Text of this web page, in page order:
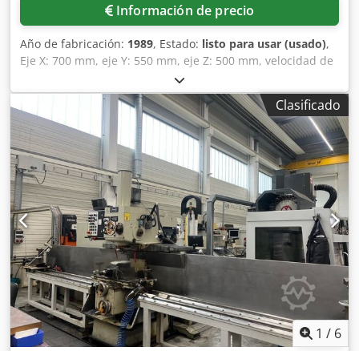
Información de precio
Año de fabricación: 1989, Estado: listo para usar (usado),
Eje X: 700 mm, eje Y: 550 mm, eje Z: 500 mm, velocidad de
giro: 25-4200/min, niveles de velocidad de giro: 3, avance:
1-5000 mm/min, avance rápido en X, Y, Z: 10 m/min,
recorrido vertical del husillo: 95 mm, dimensiones de la
mesa de trabajo: 1000x500 mm, potencia del motor del
husillo: 12 kW, potencia de conexión: 18 kW, control:
Heidenhain TNC 355, longitud: 4260 mm, anchura: 4400
mm, altura: 2300 mm, peso: 3,5 t, horas de
funcionamiento: 31.248 h. Husillo de herramienta SK40
según DIN 2079, cabezal del husillo giratorio, recorrido del
cabezal del husillo para el mecanizado con un husillo de
trabajo horizontal, apoyo para el mecanizado horizontal,
sistemas de medición: directos, sistema de refrigeración
con depósito de 100 l, aproximadamente 38 adaptadores
de herramientas, la mayoría equipados, mesa con
adaptadores de herramientas, banco de trabajo con
armario, diversas herramientas manuales, diversos
dispositivos de sujeción, portabrocas de tres mordazas con
Clasificado
1 / 6